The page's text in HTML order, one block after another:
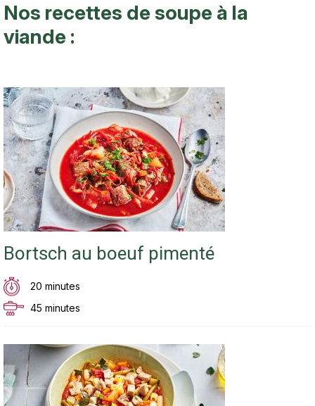
Nos recettes de soupe à la
viande :
Bortsch au boeuf pimenté
20 minutes
45 minutes